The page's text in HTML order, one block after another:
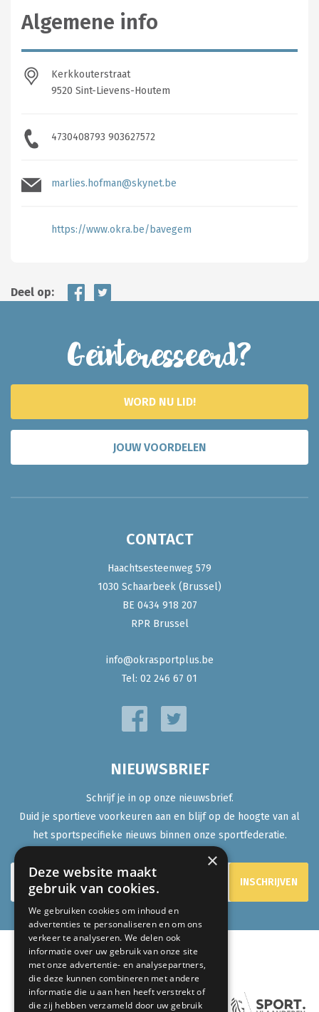
Algemene info
Kerkkouterstraat
9520 Sint-Lievens-Houtem
4730408793 903627572
marlies.hofman@skynet.be
https://www.okra.be/bavegem
Deel op:
Geïnteresseerd?
WORD NU LID!
JOUW VOORDELEN
CONTACT
Haachtsesteenweg 579
1030 Schaarbeek (Brussel)
BE 0434 918 207
RPR Brussel
info@okrasportplus.be
Tel: 02 246 67 01
NIEUWSBRIEF
Schrijf je in op onze nieuwsbrief.
Duid je sportieve voorkeuren aan en blijf op de hoogte van al
het sportspecifieke nieuws binnen onze sportfederatie.
ONZE PARTNERS:
×
Deze website maakt
gebruik van cookies.
We gebruiken cookies om inhoud en
advertenties te personaliseren en om ons
verkeer te analyseren. We delen ook
informatie over uw gebruik van onze site
met onze advertentie- en analysepartners,
die deze kunnen combineren met andere
informatie die u aan hen heeft verstrekt of
die zij hebben verzameld door uw gebruik